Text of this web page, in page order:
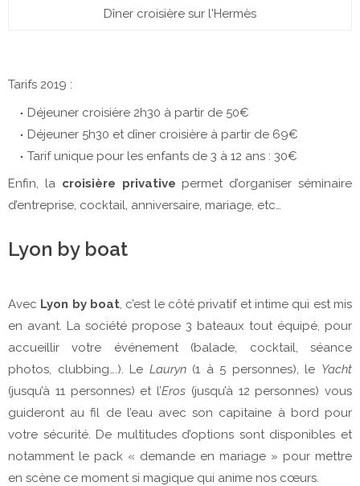
Dîner croisière sur l'Hermès
Tarifs 2019 :
Déjeuner croisière 2h30 à partir de 50€
Déjeuner 5h30 et dîner croisière à partir de 69€
Tarif unique pour les enfants de 3 à 12 ans : 30€
Enfin, la croisière privative permet d’organiser séminaire
d’entreprise, cocktail, anniversaire, mariage, etc…
Lyon by boat
Avec Lyon by boat , c’est le côté privatif et intime qui est mis
en avant. La société propose 3 bateaux tout équipé, pour
accueillir votre événement (balade, cocktail, séance
photos, clubbing….). Le Lauryn(1 à 5 personnes), le Yacht
(jusqu’à 11 personnes) et l’Eros (jusqu’à 12 personnes) vous
guideront au fil de l’eau avec son capitaine à bord pour
votre sécurité. De multitudes d’options sont disponibles et
notamment le pack « demande en mariage » pour mettre
en scène ce moment si magique qui anime nos cœurs.